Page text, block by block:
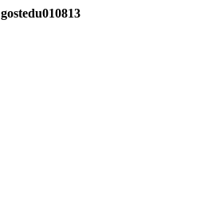
gostedu010813